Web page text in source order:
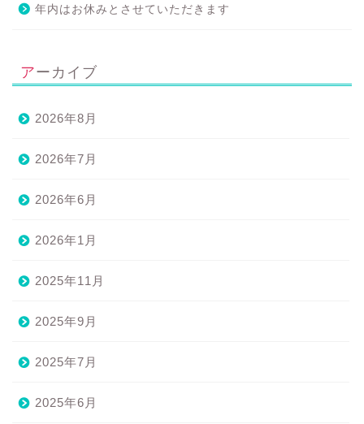
年内はお休みとさせていただきます
アーカイブ
2026年8月
2026年7月
2026年6月
2026年1月
2025年11月
2025年9月
2025年7月
2025年6月